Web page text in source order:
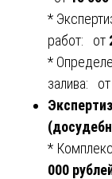
*
работ: от
*
залива: от
*
000